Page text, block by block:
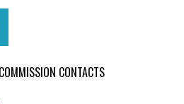
CONTACTS